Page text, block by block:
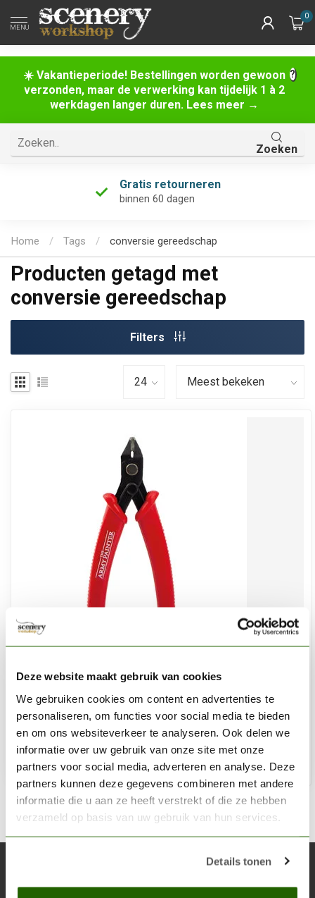
Deze website maakt gebruik van cookies
We gebruiken cookies om content en advertenties te
personaliseren, om functies voor social media te bieden
en om ons websiteverkeer te analyseren. Ook delen we
informatie over uw gebruik van onze site met onze
partners voor social media, adverteren en analyse. Deze
partners kunnen deze gegevens combineren met andere
informatie die u aan ze heeft verstrekt of die ze hebben
verzameld op basis van uw gebruik van hun services.
Details tonen
☀️ Vakantieperiode! Bestellingen worden gewoon
verzonden, maar de verwerking kan tijdelijk 1 à 2
werkdagen langer duren. Lees meer →
MENU
0
Zoeken
Gratis retourneren
binnen 60 dagen
Home / Tags / conversie gereedschap
Producten getagd met
conversie gereedschap
Filters
Plastic Frame Cutter - TL5039
€11,05
Niet op voorraad
Blijf op de hoogte over onze laatste acties